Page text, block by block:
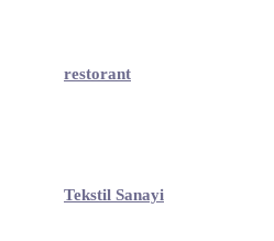
restorant
Tekstil Sanayi